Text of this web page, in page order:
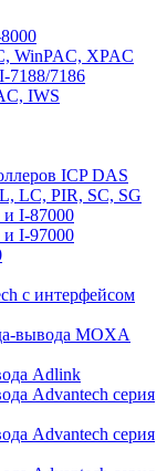
WinPAC, XPAC
7188/7186
IWS
ICP DAS
LC, PIR, SC, SG
I-87000
I-97000
с интерфейсом
вывода MOXA
Adlink
Advantech серия
Advantech серия